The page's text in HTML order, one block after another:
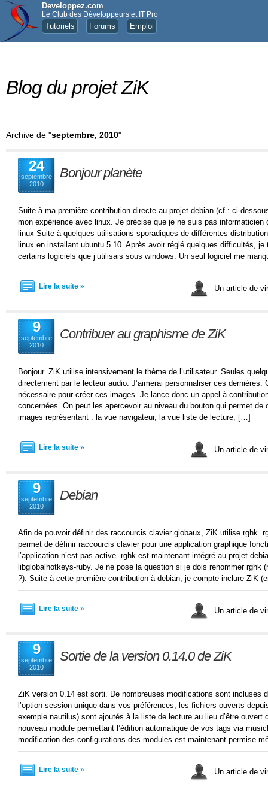
Developpez.com
Le Club des Développeurs et IT Pro
Tutoriels Forums Emploi
Blog du projet ZiK
Archive de "septembre, 2010"
24
septembre
2010
Bonjour planète
Suite à ma première contribution directe au projet debian (cf : ci-
mon expérience avec linux. Je précise que je ne suis pas informaticien
linux Suite à quelques utilisations sporadiques de différentes
linux en installant ubuntu 5.10. Après avoir réglé quelques difficultés,
certains logiciels que j’utilisais sous windows. Un seul logiciel me
Lire la suite » Un article de
9
septembre
2010
Contribuer au graphisme de ZiK
Bonjour. ZiK utilise intensivement le thème de l’utilisateur. Seules
directement par le lecteur audio. J’aimerai personnaliser ces dernières.
nécessaire pour créer ces images. Je lance donc un appel à
concernées. On peut les apercevoir au niveau du bouton qui permet
images représentant : la vue navigateur, la vue liste de lecture, […]
Lire la suite » Un article de
9
septembre
2010
Debian
Afin de pouvoir définir des raccourcis clavier globaux, ZiK utilise rghk.
permet de définir raccourcis clavier pour une application graphique
l’application n’est pas active. rghk est maintenant intégré au projet
libglobalhotkeys-ruby. Je ne pose la question si je dois renommer rghk
?). Suite à cette première contribution à debian, je compte inclure ZiK
Lire la suite » Un article de
9
septembre
2010
Sortie de la version 0.14.0 de ZiK
ZiK version 0.14 est sorti. De nombreuses modifications sont incluses
l’option session unique dans vos préférences, les fichiers ouverts
exemple nautilus) sont ajoutés à la liste de lecture au lieu d’être ouvert
nouveau module permettant l’édition automatique de vos tags via
modification des configurations des modules est maintenant permise
Lire la suite » Un article de